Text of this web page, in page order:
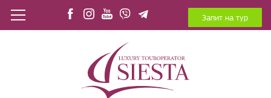
Запит на тур